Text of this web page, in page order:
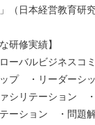
（日本経営教育研究
な研修実績】
ローバルビジネスコ
プ ・リーダーシ
ァシリテーション
ーション ・問題